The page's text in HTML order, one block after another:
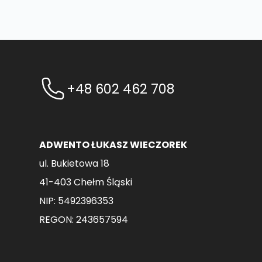
+48 602 462 708
ADWENTO ŁUKASZ WIECZOREK
ul. Bukietowa 18
41-403 Chełm Śląski
NIP: 5492396353
REGON: 243657594